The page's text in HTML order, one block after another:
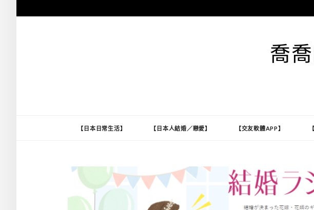
至
喬
【日本日常生活】 【日本人結婚／戀愛】 【交友軟體APP】